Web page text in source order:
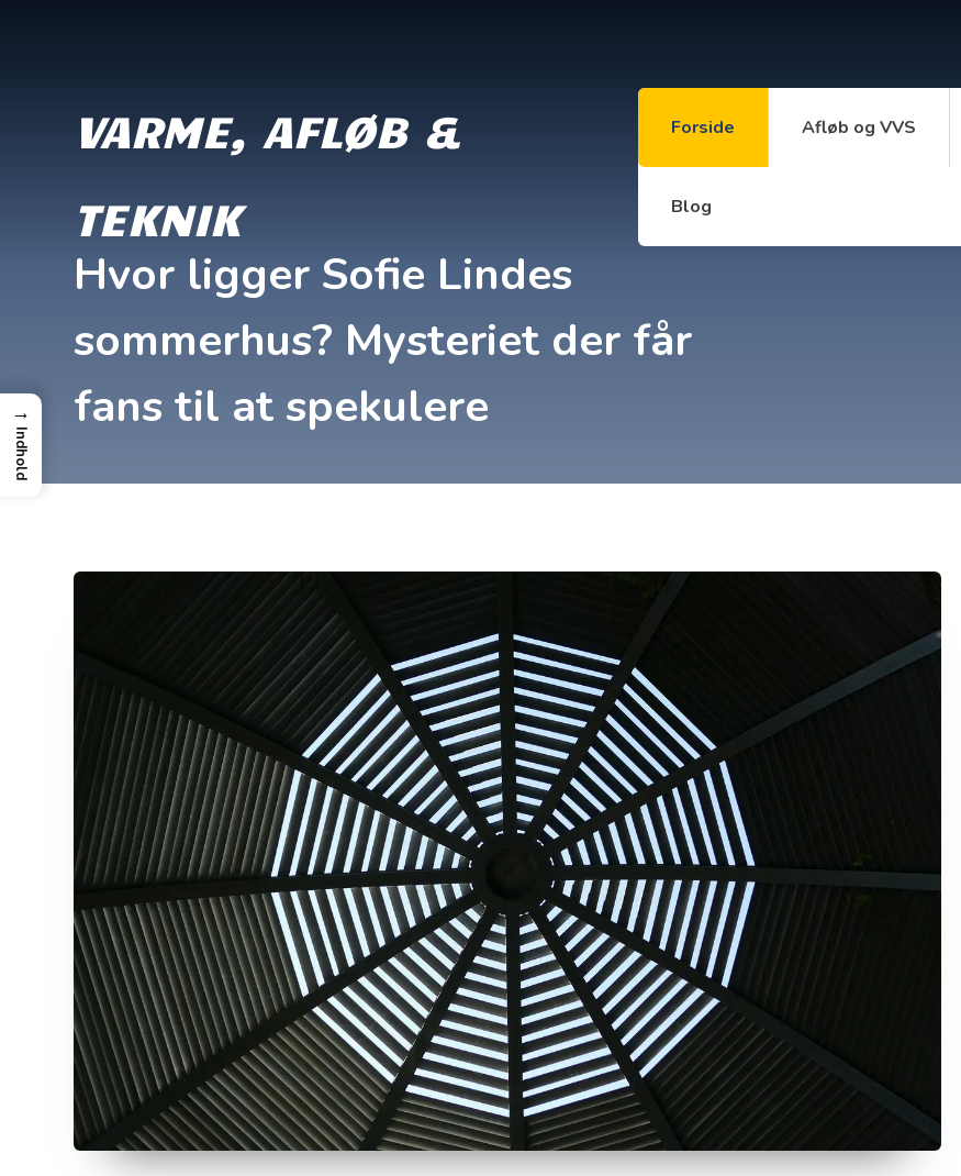
VARME, AFLØB &
TEKNIK
Forside Afløb og VVS
Blog
Hvor ligger Sofie Lindes
sommerhus? Mysteriet der får
fans til at spekulere
→
Indhold